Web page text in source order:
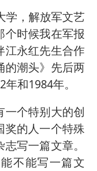
学，解放军文艺
个时候我在军报
江永红先生合作
的潮头》先后两
和1984年。
一个特别大的创
奖的人一个特殊
写一篇文章。
不能写一篇文